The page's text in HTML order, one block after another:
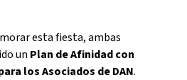
esta fiesta, ambas
un Plan de Afinidad con
los Asociados de DAN.